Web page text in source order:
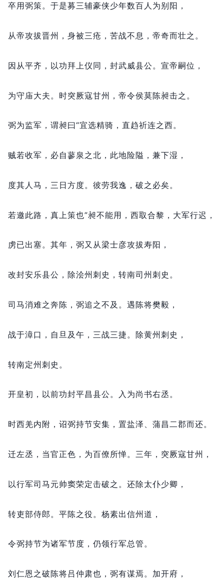
卒用弼策。 于是募三辅豪侠少年数百人为别阳，
从帝攻拔晋州， 身被三疮， 苦战不息， 帝奇而壮之。
因从平齐， 以功拜上仪同， 封武威县公。 宣帝嗣位，
为守庙大夫。 时突厥寇甘州， 帝令侯莫陈昶击之。
弼为监军， 谓昶曰“宜选精骑， 直趋祈连之西。
贼若收军， 必自蓼泉之北， 此地险隘， 兼下湿，
度其人马， 三日方度。 彼劳我逸， 破之必矣。
若邀此路， 真上策也”昶不能用， 西取合黎， 大军行迟，
虏已出塞。 其年， 弼又从梁士彦攻拔寿阳，
改封安乐县公， 除浍州刺史， 转南司州刺史。
司马消难之奔陈， 弼追之不及。 遇陈将樊毅，
战于漳口， 自旦及午， 三战三捷。 除黄州刺史，
转南定州刺史。
开皇初， 以前功封平昌县公。 入为尚书右丞。
时西羌内附， 诏弼持节安集， 置盐泽、蒲昌二郡而还。
迁左丞， 当官正色， 为百僚所惮。 三年， 突厥寇甘州，
以行军司马元帅窦荣定击破之。 还除太仆少卿，
转吏部侍郎。 平陈之役。 杨素出信州道，
令弼持节为诸军节度， 仍领行军总管。
刘仁恩之破陈将吕仲肃也， 弼有谋焉。 加开府，